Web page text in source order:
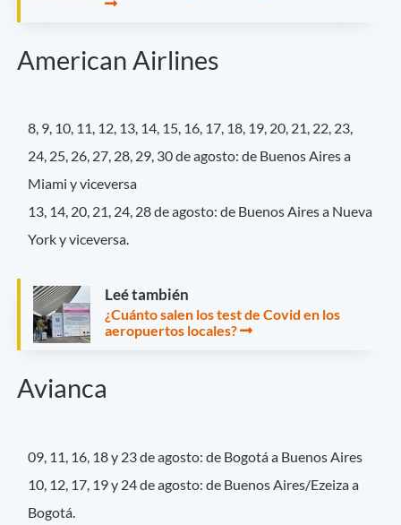
American Airlines
8, 9, 10, 11, 12, 13, 14, 15, 16, 17, 18, 19, 20, 21, 22, 23,
24, 25, 26, 27, 28, 29, 30 de agosto: de Buenos Aires a
Miami y viceversa
13, 14, 20, 21, 24, 28 de agosto: de Buenos Aires a Nueva
York y viceversa.
Leé también
¿Cuánto salen los test de Covid en los
aeropuertos locales?
Avianca
09, 11, 16, 18 y 23 de agosto: de Bogotá a Buenos Aires
10, 12, 17, 19 y 24 de agosto: de Buenos Aires/Ezeiza a
Bogotá.